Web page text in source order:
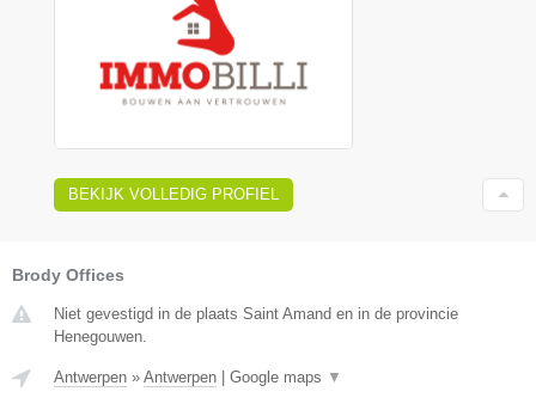
BEKIJK VOLLEDIG PROFIEL
Brody Offices
Niet gevestigd in de plaats Saint Amand en in de provincie
Henegouwen.
Antwerpen » Antwerpen | Google maps ▼